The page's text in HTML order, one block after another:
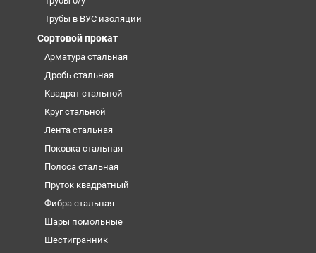
Трубы в ВУС изоляции
Сортовой прокат
Арматура стальная
Дробь стальная
Квадрат стальной
Круг стальной
Лента стальная
Поковка стальная
Полоса стальная
Пруток квадратный
Фибра стальная
Шары помольные
Шестигранник